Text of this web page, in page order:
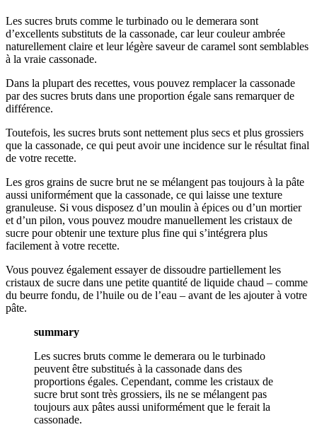
Les sucres bruts comme le turbinado ou le demerara sont
d’excellents substituts de la cassonade, car leur couleur ambrée
naturellement claire et leur légère saveur de caramel sont semblables
à la vraie cassonade.
Dans la plupart des recettes, vous pouvez remplacer la cassonade
par des sucres bruts dans une proportion égale sans remarquer de
différence.
Toutefois, les sucres bruts sont nettement plus secs et plus grossiers
que la cassonade, ce qui peut avoir une incidence sur le résultat final
de votre recette.
Les gros grains de sucre brut ne se mélangent pas toujours à la pâte
aussi uniformément que la cassonade, ce qui laisse une texture
granuleuse. Si vous disposez d’un moulin à épices ou d’un mortier
et d’un pilon, vous pouvez moudre manuellement les cristaux de
sucre pour obtenir une texture plus fine qui s’intégrera plus
facilement à votre recette.
Vous pouvez également essayer de dissoudre partiellement les
cristaux de sucre dans une petite quantité de liquide chaud – comme
du beurre fondu, de l’huile ou de l’eau – avant de les ajouter à votre
pâte.
summary
Les sucres bruts comme le demerara ou le turbinado
peuvent être substitués à la cassonade dans des
proportions égales. Cependant, comme les cristaux de
sucre brut sont très grossiers, ils ne se mélangent pas
toujours aux pâtes aussi uniformément que le ferait la
cassonade.